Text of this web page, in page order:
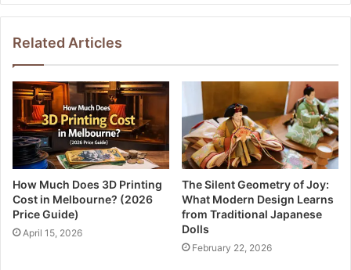
Related Articles
How Much Does 3D Printing
Cost in Melbourne? (2026
Price Guide)
April 15, 2026
The Silent Geometry of Joy:
What Modern Design Learns
from Traditional Japanese
Dolls
February 22, 2026